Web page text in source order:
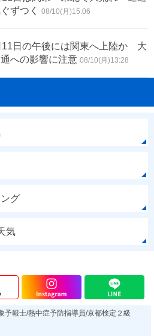
ずつく
08/10(月)15:06
11日の午後には関東へ上陸か 大
への影響に注意 08/10(月)13:28
グ
気
予報士/熱中症予防指導員/京都検定２級